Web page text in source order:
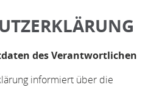
des Verantwortlichen
informiert über die